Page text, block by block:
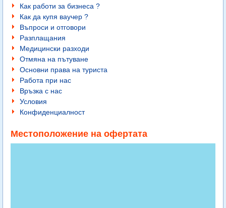
Как работи за бизнеса ?
Как да купя ваучер ?
Въпроси и отговори
Разплащания
Медицински разходи
Отмяна на пътуване
Основни права на туриста
Работа при нас
Връзка с нас
Условия
Конфиденциалност
Местоположение на офертата